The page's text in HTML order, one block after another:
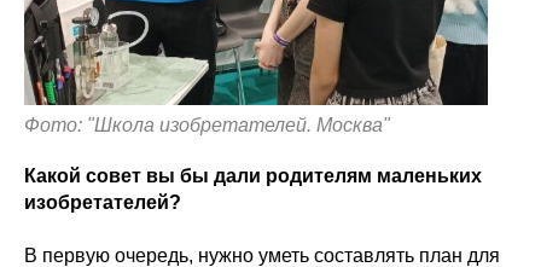
Фото: "Школа изобретателей. Москва"
Какой совет вы бы дали родителям маленьких
изобретателей?
В первую очередь, нужно уметь составлять план для